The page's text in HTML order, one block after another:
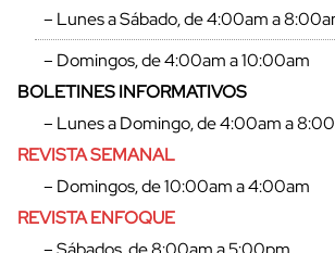
– Lunes a Sábado, de 4:00am a
– Domingos, de 4:00am a 10:00am
BOLETINES INFORMATIVOS
– Lunes a Domingo, de 4:00am a
REVISTA SEMANAL
– Domingos, de 10:00am a 4:00am
REVISTA ENFOQUE